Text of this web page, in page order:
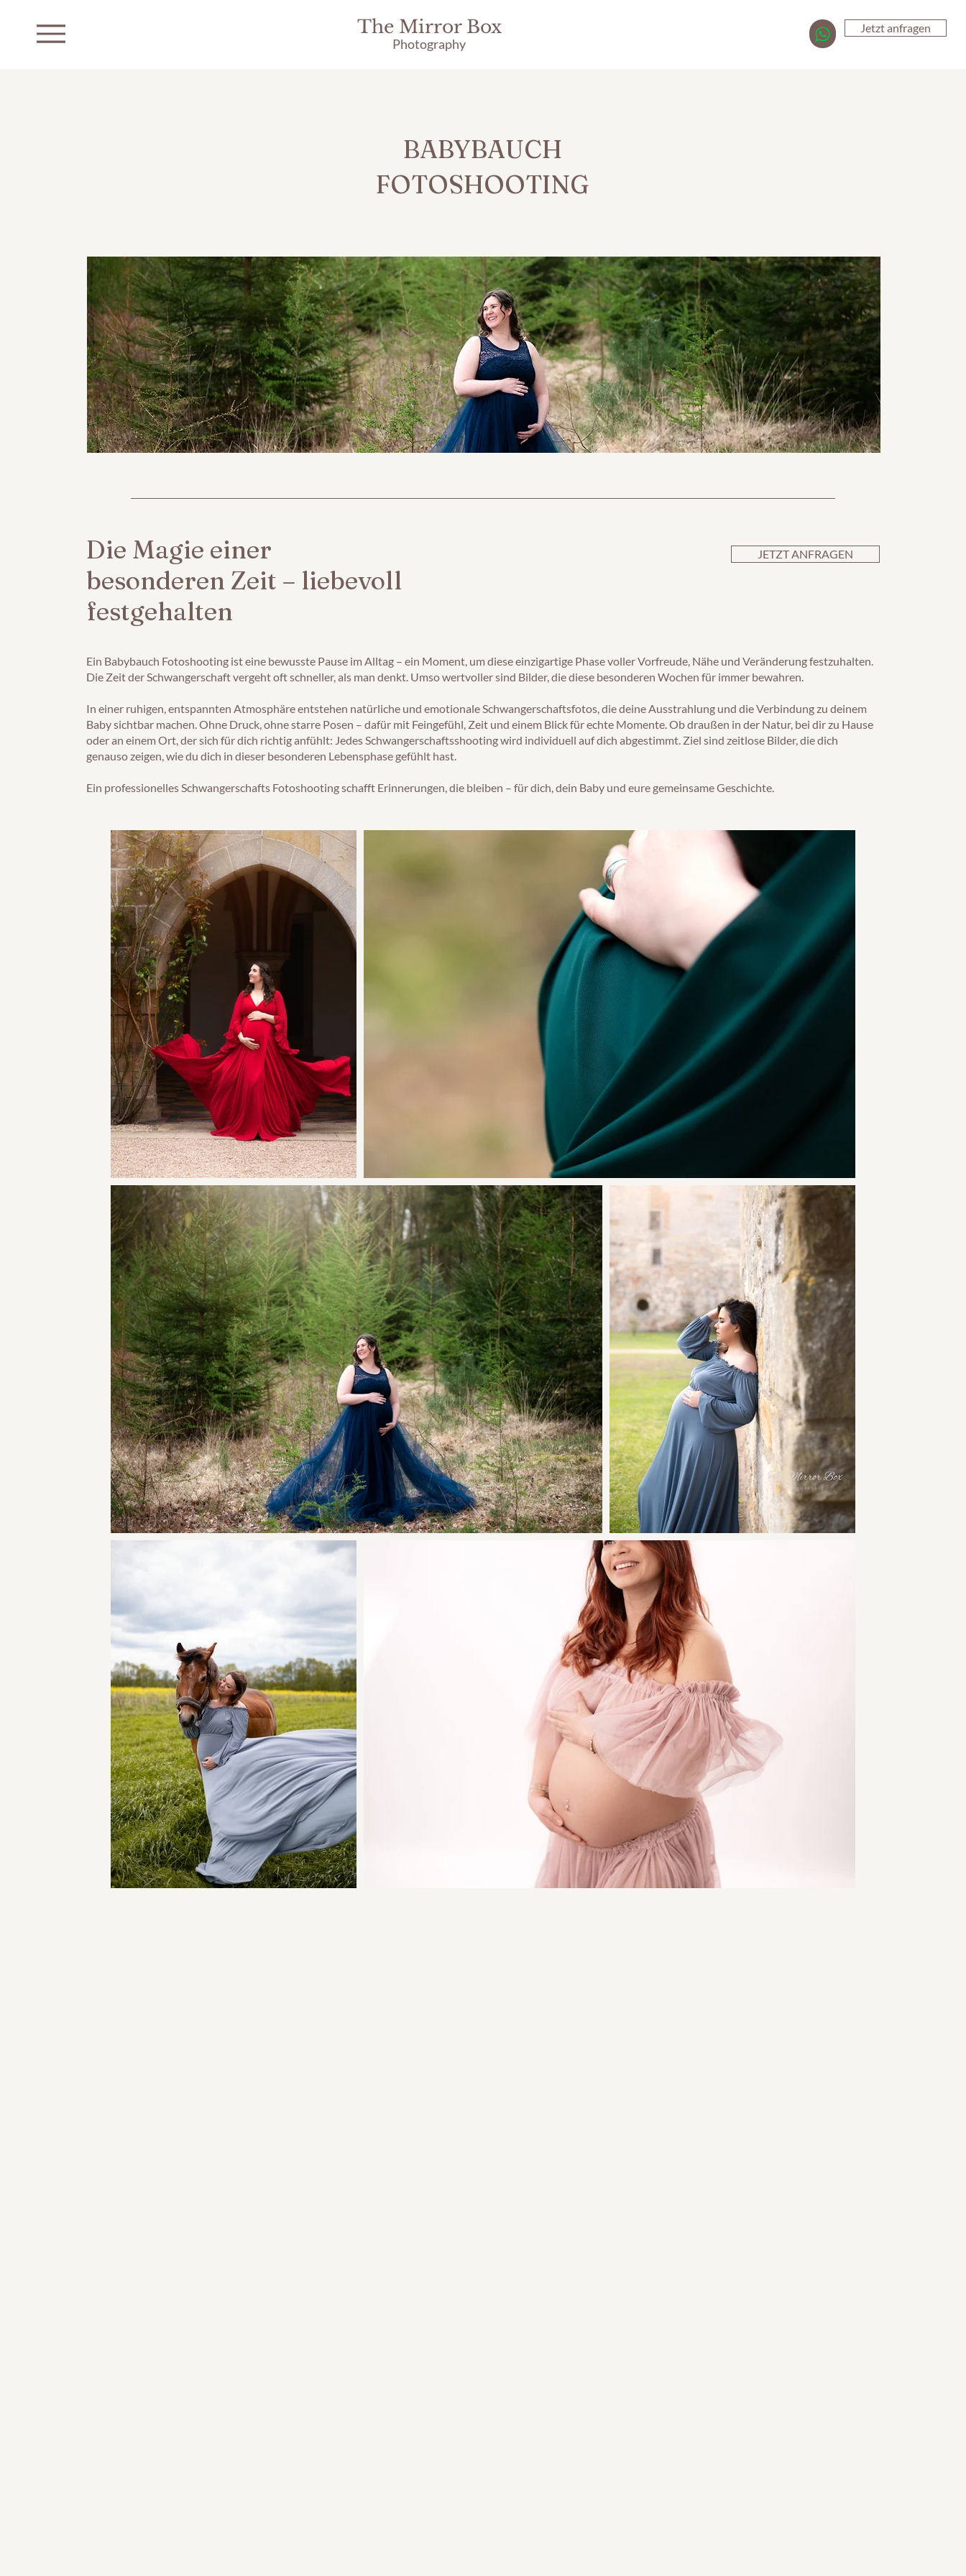
The Mirror Box
Photography
Jetzt anfragen
BABYBAUCH
FOTOSHOOTING
Die Magie einer
besonderen Zeit – liebevoll
festgehalten
JETZT ANFRAGEN
Ein Babybauch Fotoshooting ist eine bewusste Pause im Alltag – ein Moment, um diese einzigartige Phase voller Vorfreude, Nähe und Veränderung festzuhalten.
Die Zeit der Schwangerschaft vergeht oft schneller, als man denkt. Umso wertvoller sind Bilder, die diese besonderen Wochen für immer bewahren.
In einer ruhigen, entspannten Atmosphäre entstehen natürliche und emotionale Schwangerschaftsfotos, die deine Ausstrahlung und die Verbindung zu deinem
Baby sichtbar machen. Ohne Druck, ohne starre Posen – dafür mit Feingefühl, Zeit und einem Blick für echte Momente. Ob draußen in der Natur, bei dir zu Hause
oder an einem Ort, der sich für dich richtig anfühlt: Jedes Schwangerschaftsshooting wird individuell auf dich abgestimmt. Ziel sind zeitlose Bilder, die dich
genauso zeigen, wie du dich in dieser besonderen Lebensphase gefühlt hast.
Ein professionelles Schwangerschafts Fotoshooting schafft Erinnerungen, die bleiben – für dich, dein Baby und eure gemeinsame Geschichte.